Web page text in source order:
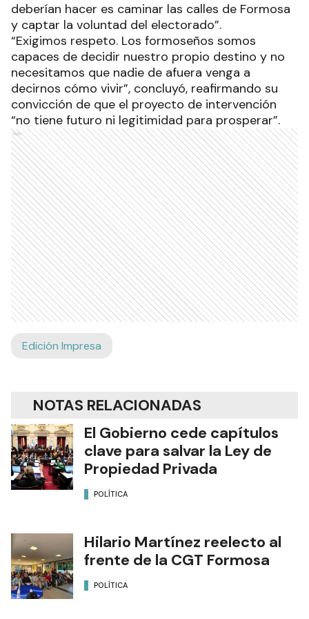
deberían hacer es caminar las calles de Formosa
y captar la voluntad del electorado”.
“Exigimos respeto. Los formoseños somos
capaces de decidir nuestro propio destino y no
necesitamos que nadie de afuera venga a
decirnos cómo vivir”, concluyó, reafirmando su
convicción de que el proyecto de intervención
“no tiene futuro ni legitimidad para prosperar”.
Ads
Edición Impresa
NOTAS RELACIONADAS
El Gobierno cede capítulos
clave para salvar la Ley de
Propiedad Privada
POLÍTICA
Hilario Martínez reelecto al
frente de la CGT Formosa
POLÍTICA